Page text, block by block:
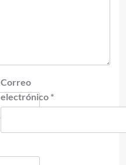
Correo
electrónico *